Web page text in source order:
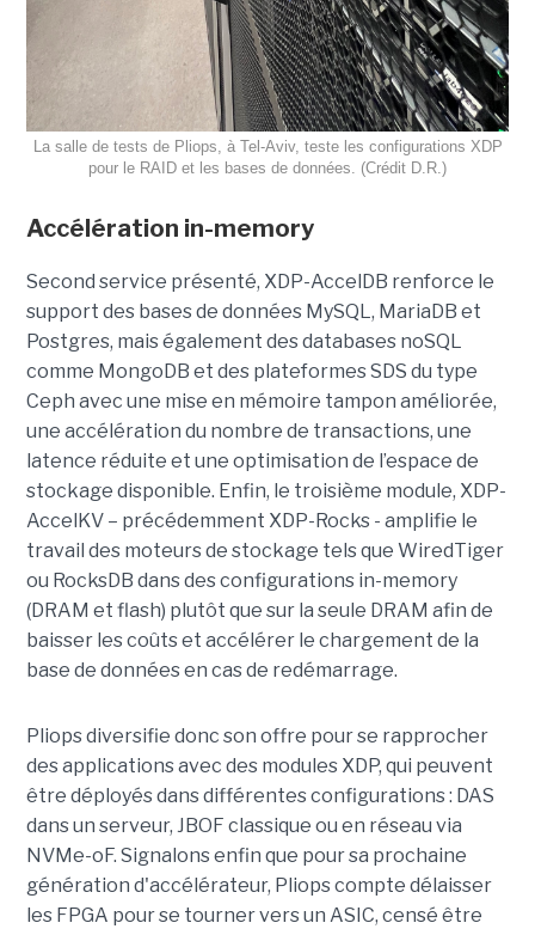
La salle de tests de Pliops, à Tel-Aviv, teste les configurations XDP
pour le RAID et les bases de données. (Crédit D.R.)
Accélération in-memory
Second service présenté, XDP-AccelDB renforce le
support des bases de données MySQL, MariaDB et
Postgres, mais également des databases noSQL
comme MongoDB et des plateformes SDS du type
Ceph avec une mise en mémoire tampon améliorée,
une accélération du nombre de transactions, une
latence réduite et une optimisation de l’espace de
stockage disponible. Enfin, le troisième module, XDP-
AccelKV – précédemment XDP-Rocks - amplifie le
travail des moteurs de stockage tels que WiredTiger
ou RocksDB dans des configurations in-memory
(DRAM et flash) plutôt que sur la seule DRAM afin de
baisser les coûts et accélérer le chargement de la
base de données en cas de redémarrage.
Pliops diversifie donc son offre pour se rapprocher
des applications avec des modules XDP, qui peuvent
être déployés dans différentes configurations : DAS
dans un serveur, JBOF classique ou en réseau via
NVMe-oF. Signalons enfin que pour sa prochaine
génération d'accélérateur, Pliops compte délaisser
les FPGA pour se tourner vers un ASIC, censé être